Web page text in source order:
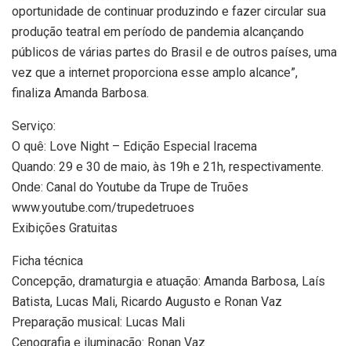
oportunidade de continuar produzindo e fazer circular sua
produção teatral em período de pandemia alcançando
públicos de várias partes do Brasil e de outros países, uma
vez que a internet proporciona esse amplo alcance”,
finaliza Amanda Barbosa.
Serviço:
O quê: Love Night – Edição Especial Iracema
Quando: 29 e 30 de maio, às 19h e 21h, respectivamente.
Onde: Canal do Youtube da Trupe de Truões
www.youtube.com/trupedetruoes
Exibições Gratuitas
Ficha técnica
Concepção, dramaturgia e atuação: Amanda Barbosa, Laís
Batista, Lucas Mali, Ricardo Augusto e Ronan Vaz
Preparação musical: Lucas Mali
Cenografia e iluminação: Ronan Vaz